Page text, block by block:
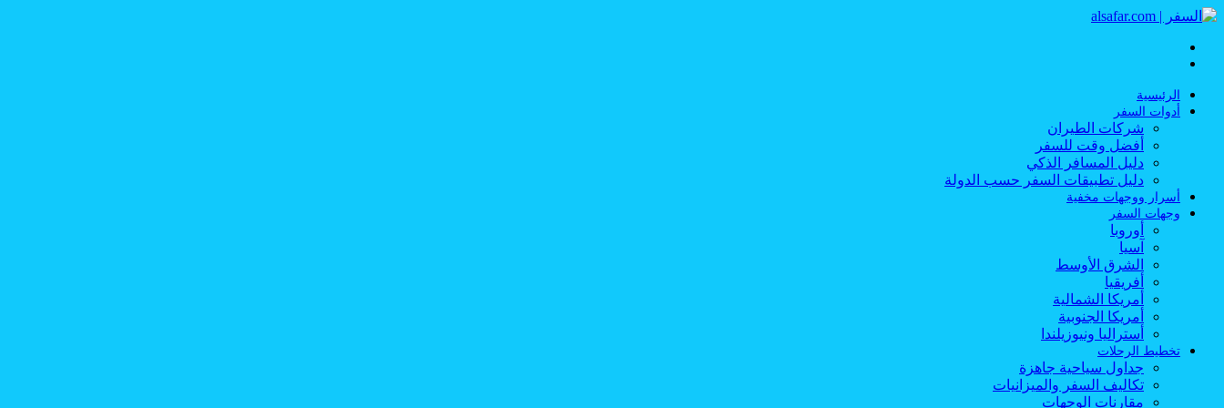
الرئيسية
أدوات السفر
شركات الطيران
أفضل وقت للسفر
دليل المسافر الذكي
دليل تطبيقات السفر حسب الدولة
أسرار ووجهات مخفية
وجهات السفر
أوروبا
آسيا
الشرق الأوسط
أفريقيا
أمريكا الشمالية
أمريكا الجنوبية
أستراليا ونيوزيلندا
تخطيط الرحلات
جداول سياحية جاهزة
تكاليف السفر والميزانيات
مقارنات الوجهات